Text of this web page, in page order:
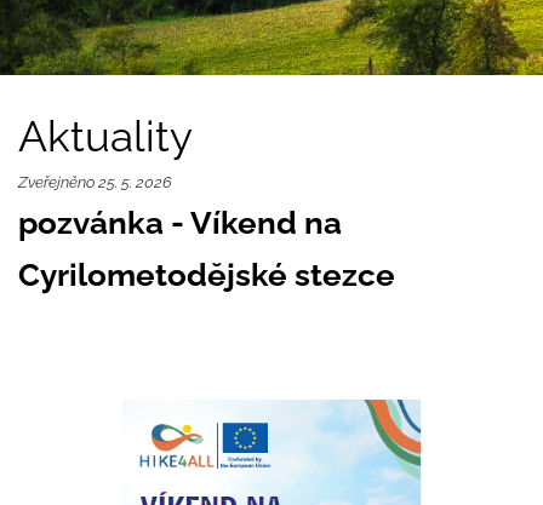
Aktuality
Zveřejněno 25. 5. 2026
pozvánka - Víkend na
Cyrilometodějské stezce